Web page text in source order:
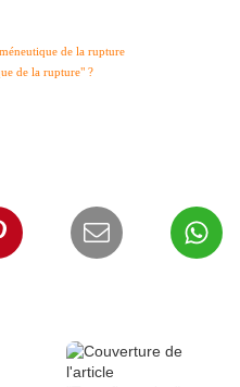
de la rupture
de la rupture" ?